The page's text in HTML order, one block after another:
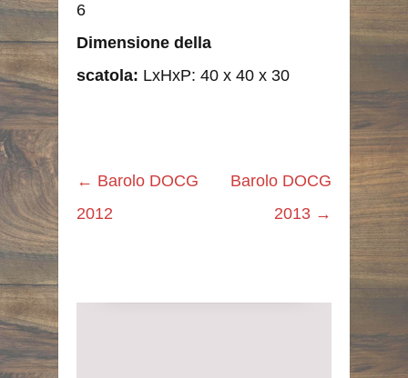
6
Dimensione della
scatola: LxHxP: 40 x 40 x 30
← Barolo DOCG
2012
Barolo DOCG
2013 →